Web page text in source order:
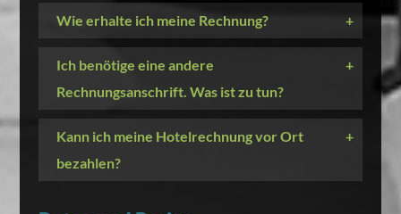
Wie erhalte ich meine Rechnung? +
Ich benötige eine andere
Rechnungsanschrift. Was ist zu tun?
+
Kann ich meine Hotelrechnung vor Ort
bezahlen?
+